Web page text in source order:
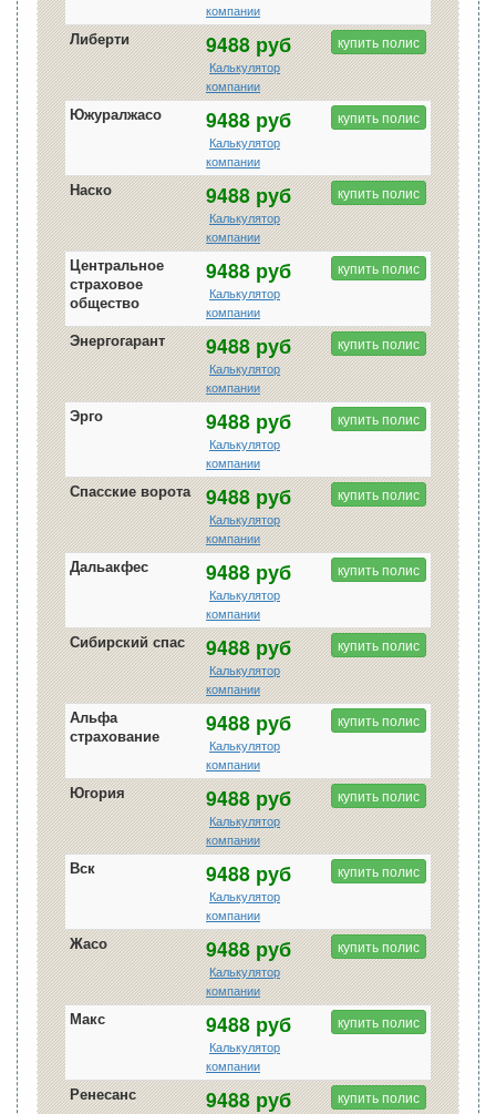
компании
Либерти 9488 руб
Калькулятор
компании
купить полис
Южуралжасо 9488 руб
Калькулятор
компании
купить полис
Наско 9488 руб
Калькулятор
компании
купить полис
Центральное
страховое
общество
9488 руб
Калькулятор
компании
купить полис
Энергогарант 9488 руб
Калькулятор
компании
купить полис
Эрго 9488 руб
Калькулятор
компании
купить полис
Спасские ворота 9488 руб
Калькулятор
компании
купить полис
Дальакфес 9488 руб
Калькулятор
компании
купить полис
Сибирский спас 9488 руб
Калькулятор
компании
купить полис
Альфа
страхование
9488 руб
Калькулятор
компании
купить полис
Югория 9488 руб
Калькулятор
компании
купить полис
Вск 9488 руб
Калькулятор
компании
купить полис
Жасо 9488 руб
Калькулятор
компании
купить полис
Макс 9488 руб
Калькулятор
компании
купить полис
Ренесанс 9488 руб купить полис